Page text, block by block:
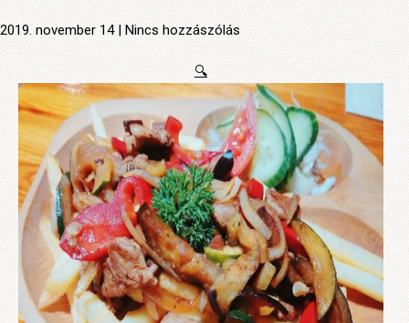
2019. november 14 | Nincs hozzászólás
🔍